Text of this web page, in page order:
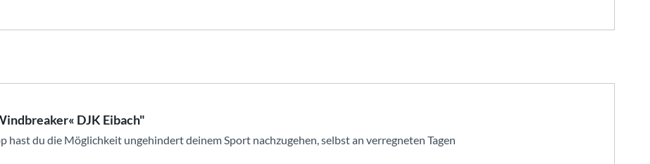
DJK Eibach"
hast du die Möglichkeit ungehindert deinem Sport nachzugehen, selbst an verregneten Tagen